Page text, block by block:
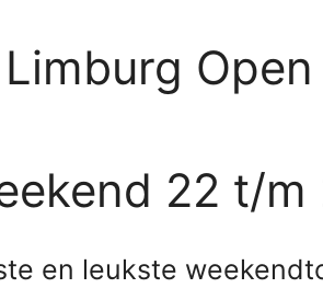
Limburg
22 t/
en leukste